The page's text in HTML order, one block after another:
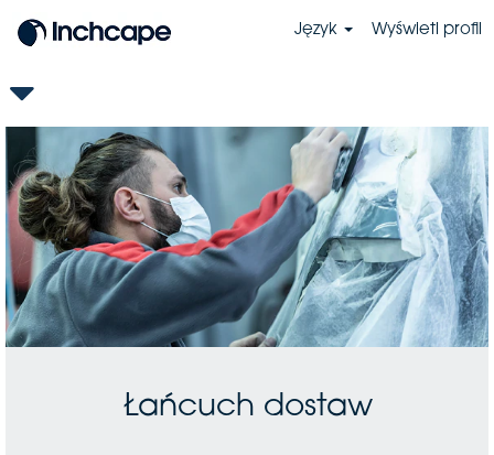
Język Wyświetl profil
PL-
Supply
Chain
Łańcuch dostaw